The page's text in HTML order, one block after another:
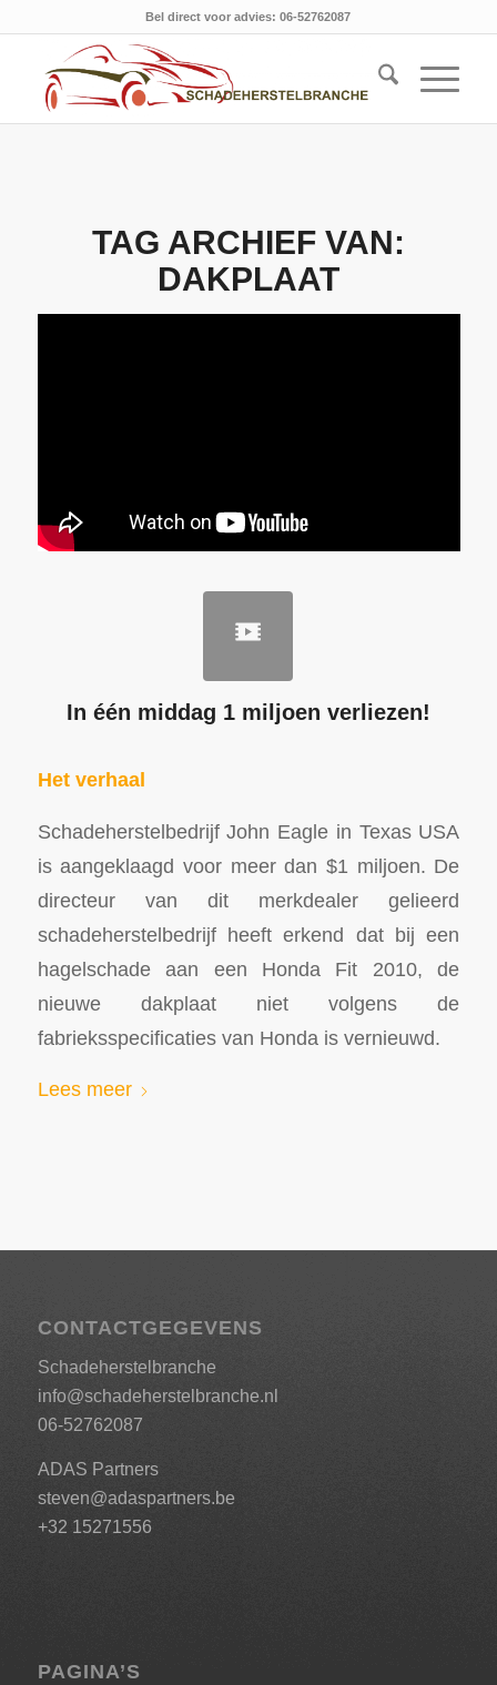
Bel direct voor advies: 06-52762087
TAG ARCHIEF VAN:
DAKPLAAT
In één middag 1 miljoen verliezen!
Het verhaal
Schadeherstelbedrijf John Eagle in Texas USA
is aangeklaagd voor meer dan $1 miljoen. De
directeur van dit merkdealer gelieerd
schadeherstelbedrijf heeft erkend dat bij een
hagelschade aan een Honda Fit 2010, de
nieuwe dakplaat niet volgens de
fabrieksspecificaties van Honda is vernieuwd.
Lees meer
CONTACTGEGEVENS
Schadeherstelbranche
info@schadeherstelbranche.nl
06-52762087
ADAS Partners
steven@adaspartners.be
+32 15271556
PAGINA’S